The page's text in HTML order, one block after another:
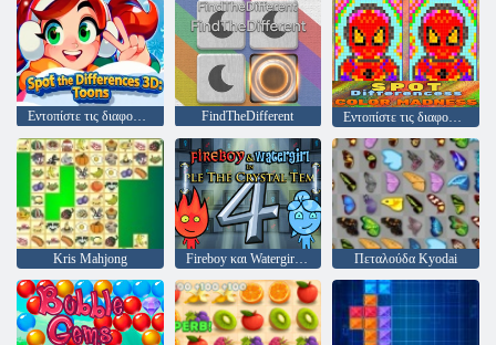
Εντοπίστε τις διαφορές 3D: Toons FindTheDifferent Εντοπίστε τις διαφορές Color Madness
Kris Mahjong Fireboy και Watergirl 4: Crystal Temple Πεταλούδα Kyodai